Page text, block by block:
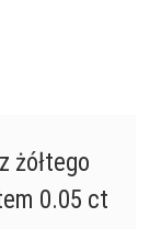
żółtego
0.05 ct